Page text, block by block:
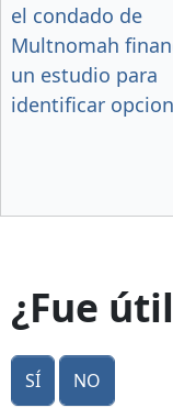
el condado de
Multnomah
un estudio para
identificar
¿Fue
Sí No